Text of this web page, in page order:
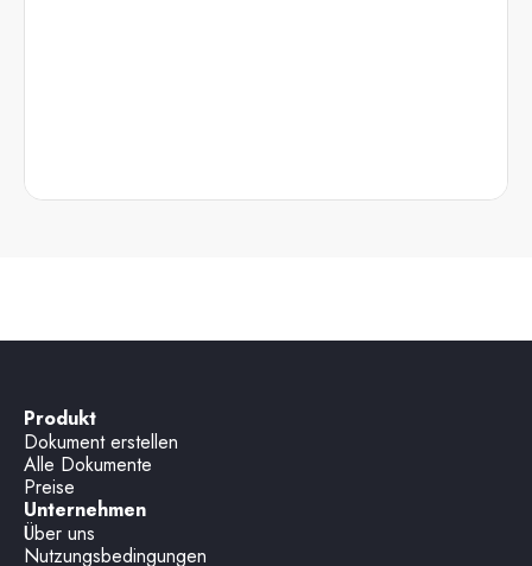
Produkt
Dokument erstellen
Alle Dokumente
Preise
Unternehmen
Über uns
Nutzungsbedingungen